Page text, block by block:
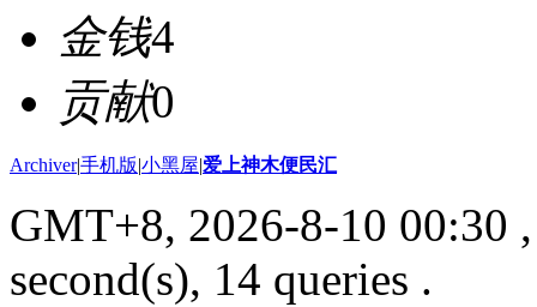
金钱4
贡献0
Archiver|手机版|小黑屋|爱上神木便民汇
GMT+8, 2026-8-10 00:30
second(s), 14 queries .